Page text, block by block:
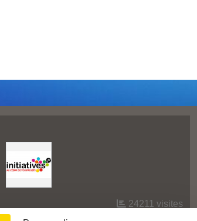
24211 visites